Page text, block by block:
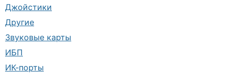
Джойстики
Другие
Звуковые карты
ИБП
ИК-порты